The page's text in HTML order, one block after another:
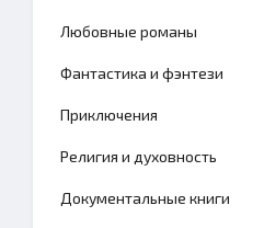
Любовные романы
Фантастика и фэнтези
Приключения
Религия и духовность
Документальные книги